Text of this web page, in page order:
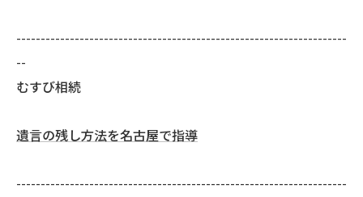
--------------------------------------------------------------------
--
むすび相続
遺言の残し方法を名古屋で指導
--------------------------------------------------------------------